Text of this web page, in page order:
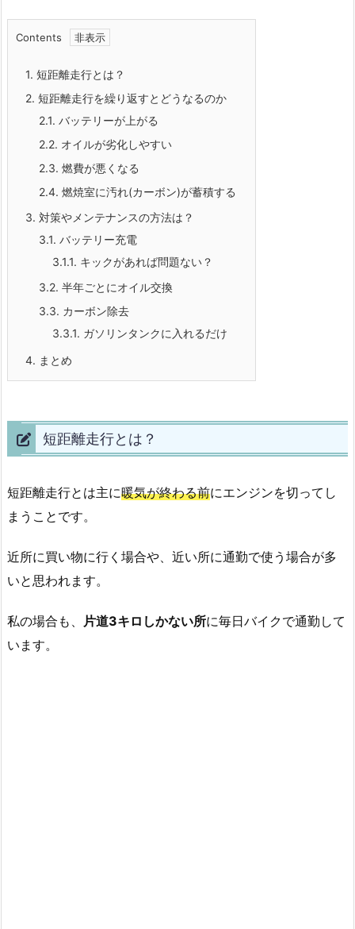
Contents
1. 短距離走行とは？
2. 短距離走行を繰り返すとどうなるのか
2.1. バッテリーが上がる
2.2. オイルが劣化しやすい
2.3. 燃費が悪くなる
2.4. 燃焼室に汚れ(カーボン)が蓄積する
3. 対策やメンテナンスの方法は？
3.1. バッテリー充電
3.1.1. キックがあれば問題ない？
3.2. 半年ごとにオイル交換
3.3. カーボン除去
3.3.1. ガソリンタンクに入れるだけ
4. まとめ
短距離走行とは？
短距離走行とは主に暖気が終わる前にエンジンを切ってし
まうことです。
近所に買い物に行く場合や、近い所に通勤で使う場合が多
いと思われます。
私の場合も、 片道3キロしかない所に毎日バイクで通勤して
います。